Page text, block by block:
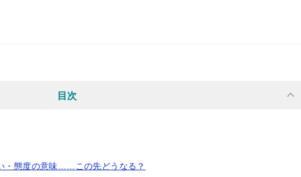
目次
・態度の意味……この先どうなる？